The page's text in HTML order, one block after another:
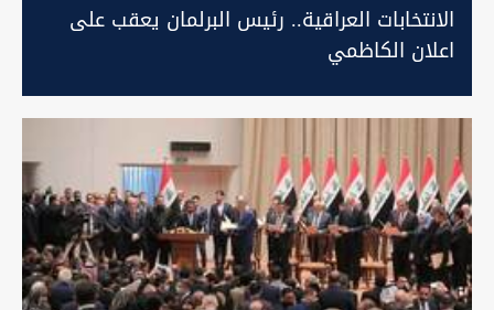
الانتخابات العراقية.. رئيس البرلمان يعقب على
اعلان الكاظمي